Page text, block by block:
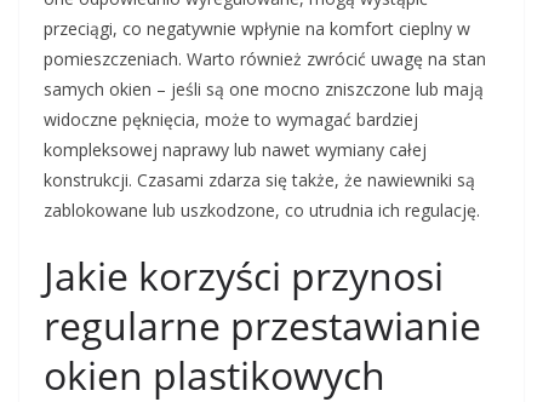
przeciągi, co negatywnie wpłynie na komfort cieplny w
pomieszczeniach. Warto również zwrócić uwagę na stan
samych okien – jeśli są one mocno zniszczone lub mają
widoczne pęknięcia, może to wymagać bardziej
kompleksowej naprawy lub nawet wymiany całej
konstrukcji. Czasami zdarza się także, że nawiewniki są
zablokowane lub uszkodzone, co utrudnia ich regulację.
Jakie korzyści przynosi
regularne przestawianie
okien plastikowych